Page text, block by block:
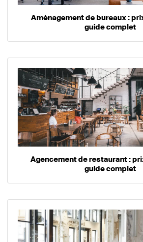
Aménagement de bureaux :
guide complet
Agencement de restaurant :
guide complet